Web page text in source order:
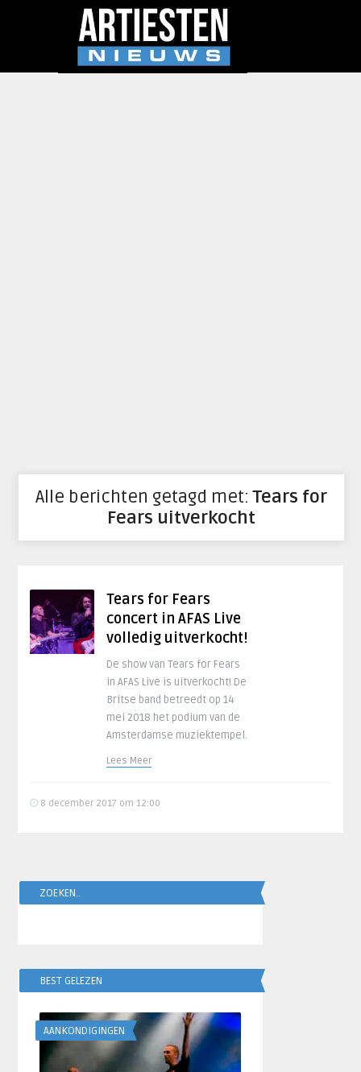
Alle berichten getagd met:Tears for
Fears uitverkocht
Tears for Fears
concert in AFAS Live
volledig uitverkocht!
De show van Tears for Fears
in AFAS Live is uitverkocht! De
Britse band betreedt op 14
mei 2018 het podium van de
Amsterdamse muziektempel.
Lees Meer
8 december 2017 om 12:00
ZOEKEN..
BEST GELEZEN
AANKONDIGINGEN